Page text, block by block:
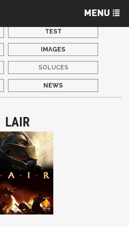
TEST
IMAGES
SOLUCES
NEWS
LAIR